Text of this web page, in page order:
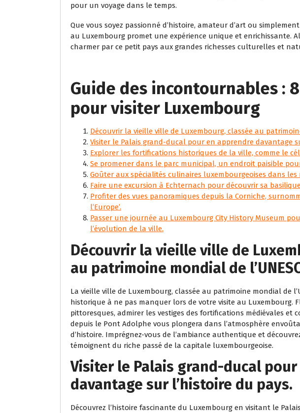
pour un voyage dans le temps.
Que vous soyez passionné d’histoire, amateur d’art ou
au Luxembourg promet une expérience unique et enrichissante.
charmer par ce petit pays aux grandes richesses culturelles et
Guide des incontournables :
pour visiter Luxembourg
Découvrir la vieille ville de Luxembourg, classée au
Visiter le Palais grand-ducal pour en apprendre davantage
Explorer les fortifications historiques de la ville, comme le
Se promener dans le parc municipal, un endroit paisible
Goûter aux spécialités culinaires luxembourgeoises dans
Faire une excursion à Echternach pour découvrir sa
Profiter des vues panoramiques depuis la Corniche,
l’Europe’.
Passer une journée au Luxembourg City History Museum
l’évolution de la ville.
Découvrir la vieille ville de
au patrimoine mondial de
La vieille ville de Luxembourg, classée au patrimoine mondial de
historique à ne pas manquer lors de votre visite au Luxembourg.
pittoresques, admirer les vestiges des fortifications médiévales et
depuis le Pont Adolphe vous plongera dans l’atmosphère
d’histoire. Imprégnez-vous de l’ambiance authentique et
témoignent du riche passé de la capitale luxembourgeoise.
Visiter le Palais grand-ducal
davantage sur l’histoire du pays.
Découvrez l’histoire fascinante du Luxembourg en visitant le